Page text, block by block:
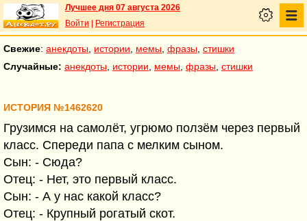
Лучшее дня 07 августа 2026
Войти
Регистрация
Свежие: анекдоты истории мемы фразы стишки
Случайные: анекдоты истории мемы фразы стишки
ИСТОРИЯ №1462620
Грузимся на самолёт, угрюмо ползём через первый
класс. Спереди папа с мелким сыном.
Сын: - Сюда?
Отец: - Нет, это первый класс.
Сын: - А у нас какой класс?
Отец: - Крупный рогатый скот.